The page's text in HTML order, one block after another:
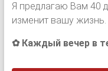
Я предлагаю Вам 40
изменит вашу жизнь.
✿ Каждый вечер в